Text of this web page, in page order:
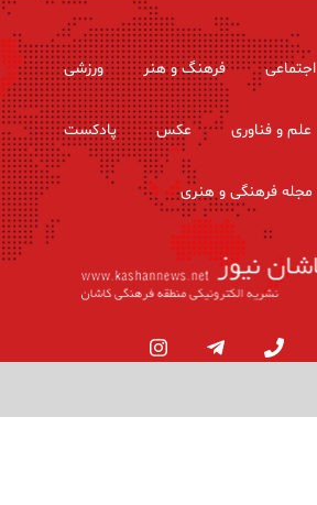
اجتماعی فرهنگ و هنر ورزشی
علم و فناوری عکس پادکست
مجله فرهنگی و هنری